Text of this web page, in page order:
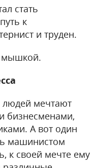
стать
к
и труден.
мышкой.
мечтают
бизнесменами,
А вот один
машинистом
к своей мечте ему